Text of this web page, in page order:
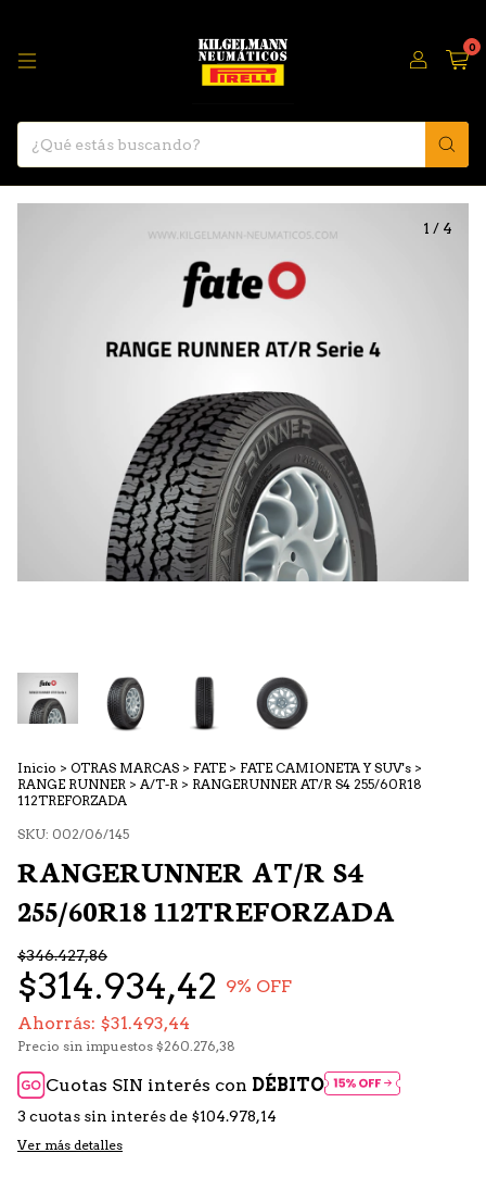
0
1 / 4
Inicio > OTRAS MARCAS > FATE > FATE CAMIONETA Y SUV's >
RANGE RUNNER > A/T-R > RANGERUNNER AT/R S4 255/60R18
112TREFORZADA
SKU: 002/06/145
RANGERUNNER AT/R S4
255/60R18 112TREFORZADA
$346.427,86
$314.934,42 9% OFF
Ahorrás: $31.493,44
Precio sin impuestos $260.276,38
Cuotas SIN interés con DÉBITO
3 cuotas sin interés de $104.978,14
Ver más detalles